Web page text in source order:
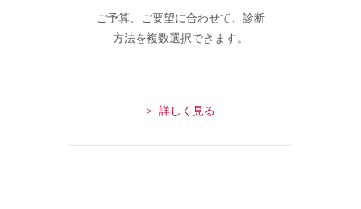
ご予算、ご要望に合わせて、診断
方法を複数選択できます。
> 詳しく見る